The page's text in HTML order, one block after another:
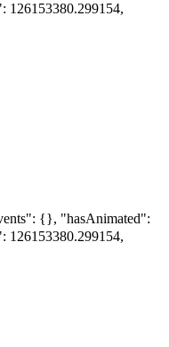
126153380.299154,
{}, "hasAnimated":
126153380.299154,